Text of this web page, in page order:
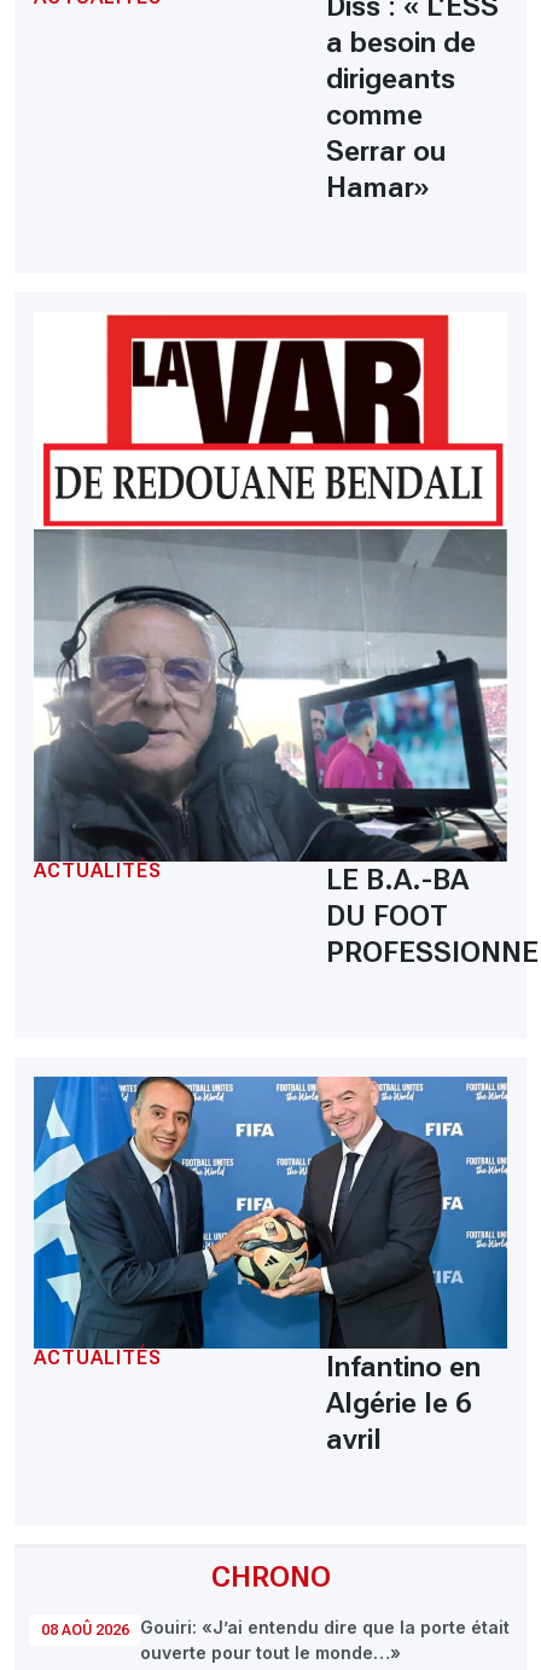
CHRONO
08 AOÛ 2026
Gouiri: «J’ai entendu dire que la porte était
ouverte pour tout le monde…»
a besoin de
dirigeants
comme
Serrar ou
Hamar»
ACTUALITÉS
LE B.A.-BA
DU FOOT
ACTUALITÉS
Infantino en
Algérie le 6
avril